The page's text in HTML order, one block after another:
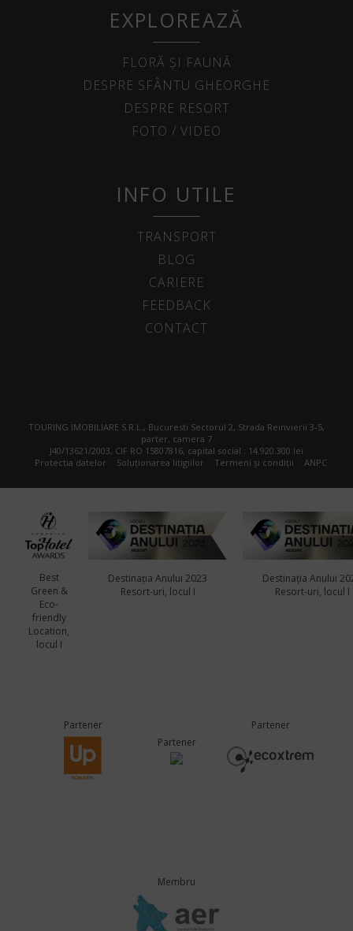
EXPLOREAZĂ
FLORĂ ȘI FAUNĂ
DESPRE SFÂNTU GHEORGHE
DESPRE RESORT
FOTO / VIDEO
INFO UTILE
TRANSPORT
BLOG
CARIERE
FEEDBACK
CONTACT
TOURING IMOBILIARE S.R.L., Bucuresti Sectorul 2, Strada Reinvierii 3-5,
parter, camera 7
J40/13621/2003, CIF RO 15807816, capital social : 14.920.300 lei
Protectia datelor
Soluționarea litigiilor Termeni și condiții ANPC
Best
Green &
Eco-
friendly
Location,
locul I
Destinația Anului 2023
Resort-uri, locul I
Destinația Anului
Resort-uri, locul I
Partener
Partener
Partener
Membru